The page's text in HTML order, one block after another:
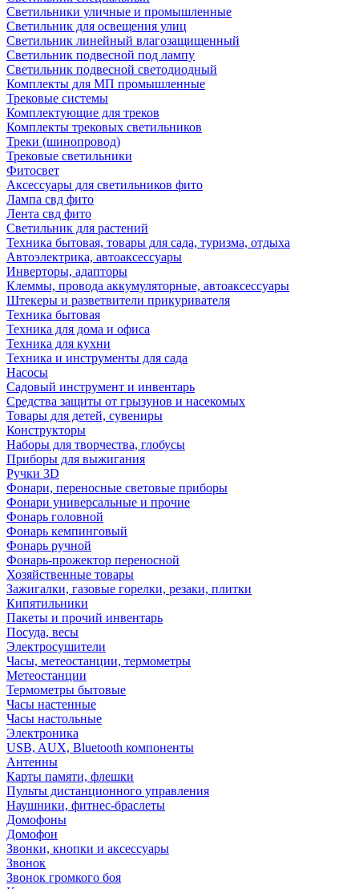
Светильники уличные и промышленные
Светильник для освещения улиц
Светильник линейный влагозащищенный
Светильник подвесной под лампу
Светильник подвесной светодиодный
Комплекты для МП промышленные
Трековые системы
Комплектующие для треков
Комплекты трековых светильников
Треки (шинопровод)
Трековые светильники
Фитосвет
Аксессуары для светильников фито
Лампа свд фито
Лента свд фито
Светильник для растений
Техника бытовая, товары для сада, туризма, отдыха
Автоэлектрика, автоаксессуары
Инверторы, адапторы
Клеммы, провода аккумуляторные, автоаксессуары
Штекеры и разветвители прикуривателя
Техника бытовая
Техника для дома и офиса
Техника для кухни
Техника и инструменты для сада
Насосы
Садовый инструмент и инвентарь
Средства защиты от грызунов и насекомых
Товары для детей, сувениры
Конструкторы
Наборы для творчества, глобусы
Приборы для выжигания
Ручки 3D
Фонари, переносные световые приборы
Фонари универсальные и прочие
Фонарь головной
Фонарь кемпинговый
Фонарь ручной
Фонарь-прожектор переносной
Хозяйственные товары
Зажигалки, газовые горелки, резаки, плитки
Кипятильники
Пакеты и прочий инвентарь
Посуда, весы
Электросушители
Часы, метеостанции, термометры
Метеостанции
Термометры бытовые
Часы настенные
Часы настольные
Электроника
USB, AUX, Bluetooth компоненты
Антенны
Карты памяти, флешки
Пульты дистанционного управления
Наушники, фитнес-браслеты
Домофоны
Домофон
Звонки, кнопки и аксессуары
Звонок
Звонок громкого боя